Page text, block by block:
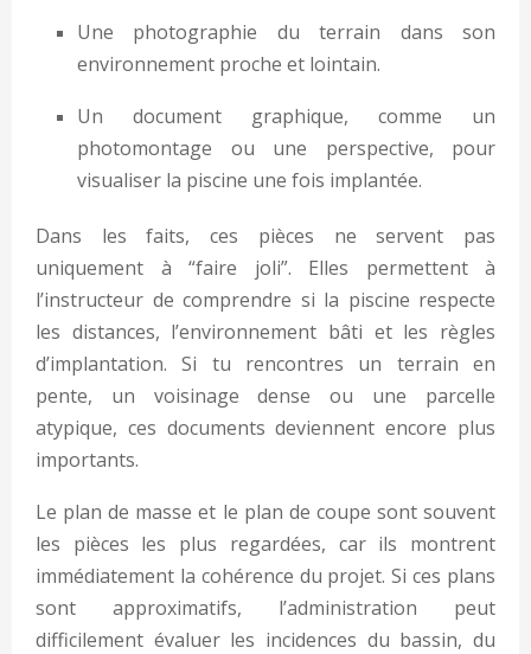
Une photographie du terrain dans son
environnement proche et lointain.
Un document graphique, comme un
photomontage ou une perspective, pour
visualiser la piscine une fois implantée.
Dans les faits, ces pièces ne servent pas
uniquement à “faire joli”. Elles permettent à
l’instructeur de comprendre si la piscine respecte
les distances, l’environnement bâti et les règles
d’implantation. Si tu rencontres un terrain en
pente, un voisinage dense ou une parcelle
atypique, ces documents deviennent encore plus
importants.
Le plan de masse et le plan de coupe sont souvent
les pièces les plus regardées, car ils montrent
immédiatement la cohérence du projet. Si ces plans
sont approximatifs, l’administration peut
difficilement évaluer les incidences du bassin, du